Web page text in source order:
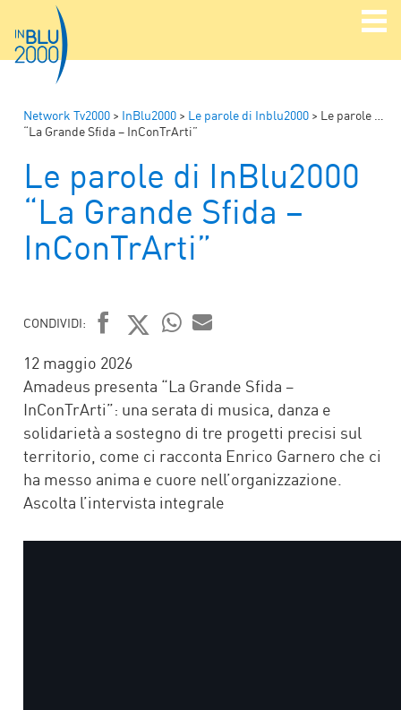
Network Tv2000 > InBlu2000 > Le parole di Inblu2000 > Le parole di InBlu2000
“La Grande Sfida – InConTrArti”
Le parole di InBlu2000
“La Grande Sfida –
InConTrArti”
CONDIVIDI:
FACEBOOK
TWITTER
12 maggio 2026
Amadeus presenta “La Grande Sfida –
InConTrArti”: una serata di musica, danza e
solidarietà a sostegno di tre progetti precisi sul
territorio, come ci racconta Enrico Garnero che ci
ha messo anima e cuore nell’organizzazione.
Ascolta l’intervista integrale